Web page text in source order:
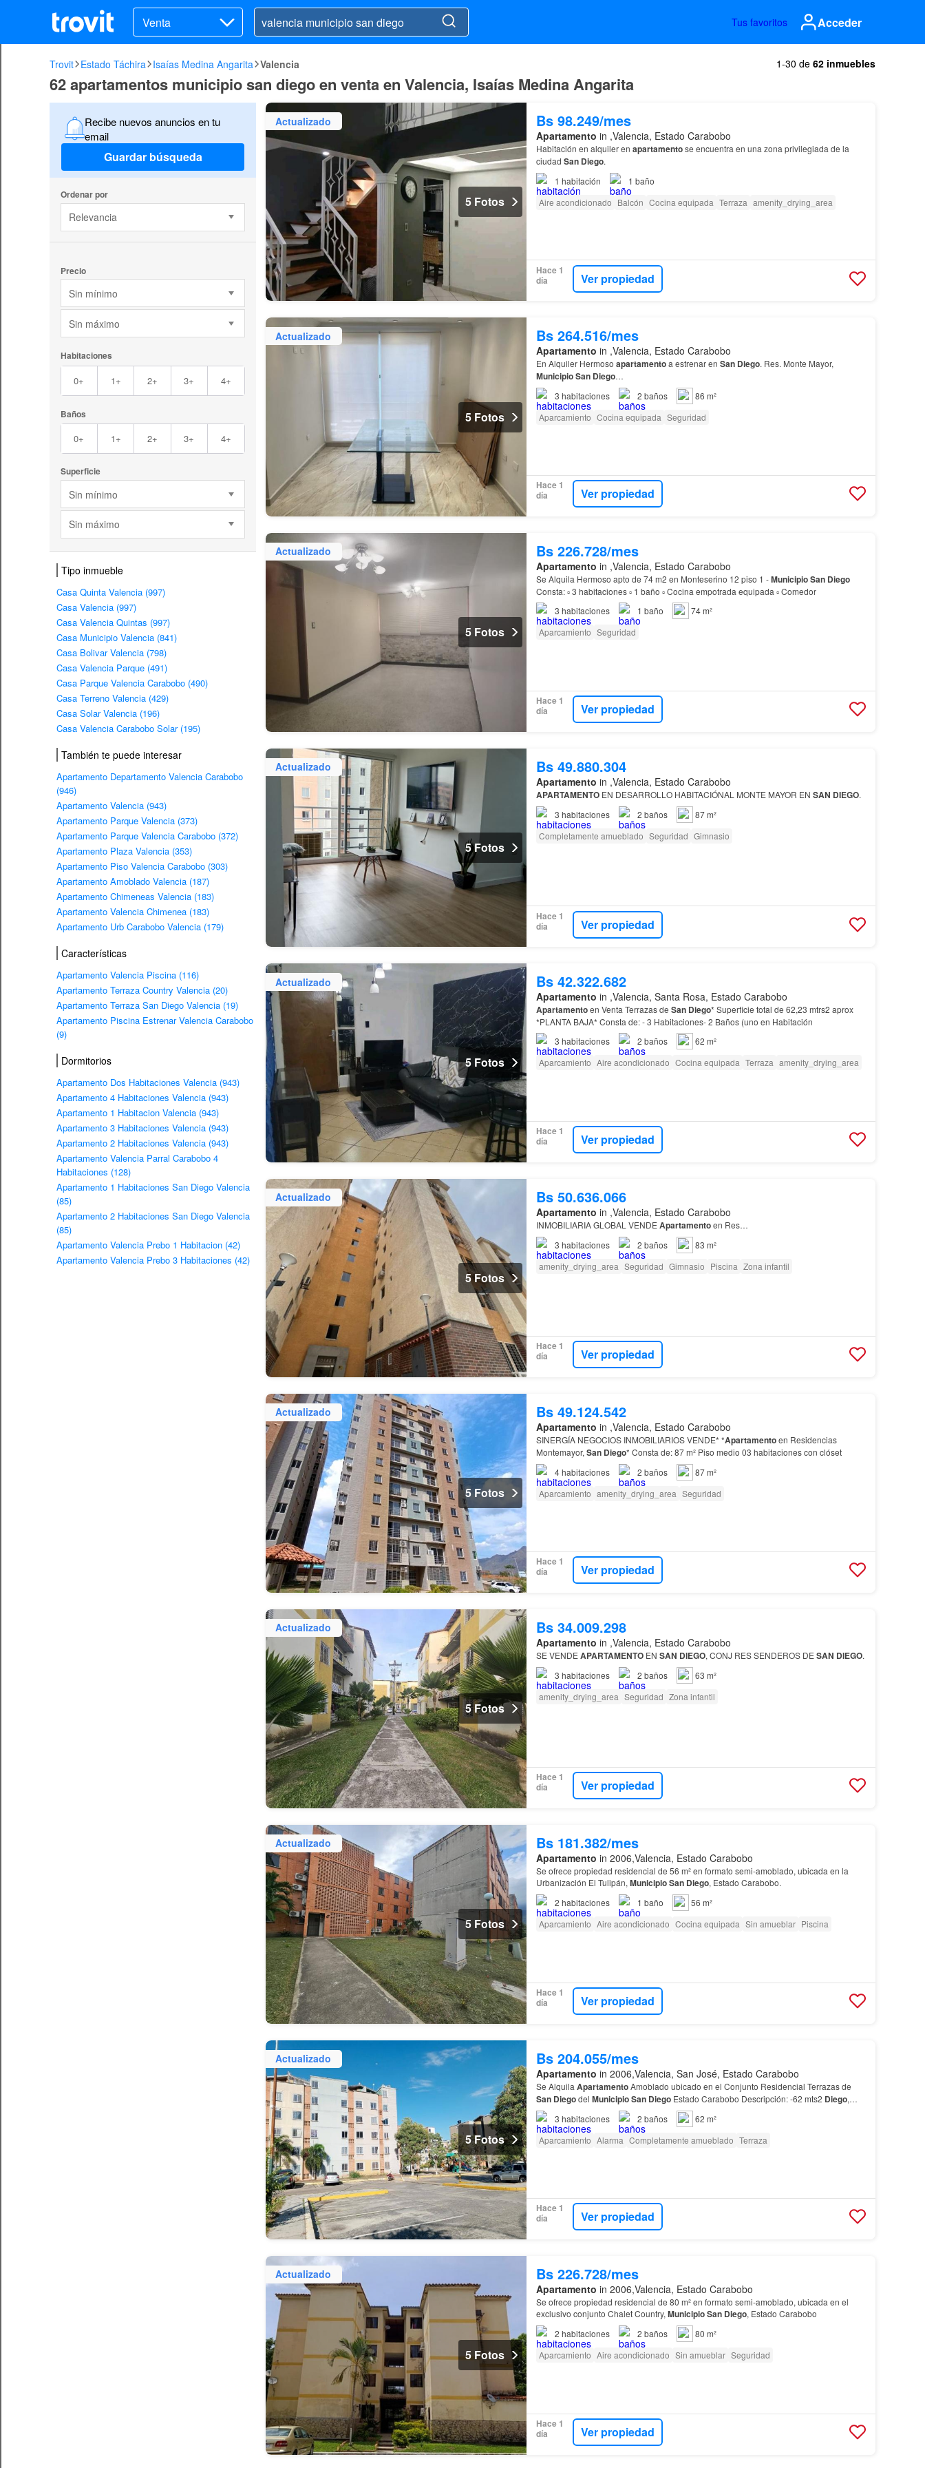
Venta Tus favoritos Acceder
Trovit Estado Táchira Isaías Medina Angarita Valencia 1-30 de 62 inmuebles
62 apartamentos municipio san diego en venta en Valencia, Isaías Medina Angarita
Recibe nuevos anuncios en tu
email
Guardar búsqueda
Ordenar por
Relevancia
Precio
Sin mínimo
Sin máximo
Habitaciones
0+ 1+ 2+ 3+ 4+
Baños
0+ 1+ 2+ 3+ 4+
Superficie
Sin mínimo
Sin máximo
Tipo inmueble
Casa Quinta Valencia (997)
Casa Valencia (997)
Casa Valencia Quintas (997)
Casa Municipio Valencia (841)
Casa Bolivar Valencia (798)
Casa Valencia Parque (491)
Casa Parque Valencia Carabobo (490)
Casa Terreno Valencia (429)
Casa Solar Valencia (196)
Casa Valencia Carabobo Solar (195)
También te puede interesar
Apartamento Departamento Valencia Carabobo
(946)
Apartamento Valencia (943)
Apartamento Parque Valencia (373)
Apartamento Parque Valencia Carabobo (372)
Apartamento Plaza Valencia (353)
Apartamento Piso Valencia Carabobo (303)
Apartamento Amoblado Valencia (187)
Apartamento Chimeneas Valencia (183)
Apartamento Valencia Chimenea (183)
Apartamento Urb Carabobo Valencia (179)
Características
Apartamento Valencia Piscina (116)
Apartamento Terraza Country Valencia (20)
Apartamento Terraza San Diego Valencia (19)
Apartamento Piscina Estrenar Valencia Carabobo
(9)
Dormitorios
Apartamento Dos Habitaciones Valencia (943)
Apartamento 4 Habitaciones Valencia (943)
Apartamento 1 Habitacion Valencia (943)
Apartamento 3 Habitaciones Valencia (943)
Apartamento 2 Habitaciones Valencia (943)
Apartamento Valencia Parral Carabobo 4
Habitaciones (128)
Apartamento 1 Habitaciones San Diego Valencia
(85)
Apartamento 2 Habitaciones San Diego Valencia
(85)
Apartamento Valencia Prebo 1 Habitacion (42)
Apartamento Valencia Prebo 3 Habitaciones (42)
Actualizado
5 Fotos
Bs 98.249/mes
Apartamento in ,Valencia, Estado Carabobo
Habitación en alquiler en apartamentose encuentra en una zona privilegiada de la
ciudad San Diego.
1 habitación 1 baño
Aire acondicionado Balcón Cocina equipada Terraza amenity_drying_area
Hace 1
día
Ver propiedad
Actualizado
5 Fotos
Bs 264.516/mes
Apartamento in ,Valencia, Estado Carabobo
En Alquiler Hermoso apartamentoa estrenar en San Diego. Res. Monte Mayor,
MunicipioSan Diego…
3 habitaciones 2 baños
86 m²
Aparcamiento Cocina equipada Seguridad
Hace 1
día
Ver propiedad
Actualizado
5 Fotos
Bs 226.728/mes
Apartamento in ,Valencia, Estado Carabobo
Se Alquila Hermoso apto de 74 m2 en Monteserino 12 piso 1 -MunicipioSan Diego
Consta: ▫ 3 habitaciones ▫ 1 baño ▫ Cocina empotrada equipada ▫ Comedor
3 habitaciones 1 baño
74 m²
Aparcamiento Seguridad
Hace 1
día
Ver propiedad
Actualizado
5 Fotos
Bs 49.880.304
Apartamento in ,Valencia, Estado Carabobo
APARTAMENTOEN DESARROLLO HABITACIÓNAL MONTE MAYOR EN SAN DIEGO.
3 habitaciones 2 baños
87 m²
Completamente amueblado Seguridad Gimnasio
Hace 1
día
Ver propiedad
Actualizado
5 Fotos
Bs 42.322.682
Apartamento in ,Valencia, Santa Rosa, Estado Carabobo
Apartamentoen Venta Terrazas de San Diego* Superficie total de 62,23 mtrs2 aprox
*PLANTA BAJA* Consta de: - 3 Habitaciones- 2 Baños (uno en Habitación
3 habitaciones 2 baños
62 m²
Aparcamiento Aire acondicionado Cocina equipada Terraza amenity_drying_area
Hace 1
día
Ver propiedad
Actualizado
5 Fotos
Bs 50.636.066
Apartamento in ,Valencia, Estado Carabobo
INMOBILIARIA GLOBAL VENDE Apartamentoen Res…
3 habitaciones 2 baños
83 m²
amenity_drying_area Seguridad Gimnasio Piscina Zona infantil
Hace 1
día
Ver propiedad
Actualizado
5 Fotos
Bs 49.124.542
Apartamento in ,Valencia, Estado Carabobo
SINERGÍA NEGOCIOS INMOBILIARIOS VENDE* *Apartamentoen Residencias
Montemayor, San Diego* Consta de: 87 m² Piso medio 03 habitaciones con clóset
4habitaciones 2 baños
87 m²
Aparcamiento amenity_drying_area Seguridad
Hace 1
día
Ver propiedad
Actualizado
5 Fotos
Bs 34.009.298
Apartamento in ,Valencia, Estado Carabobo
SE VENDE APARTAMENTOEN SAN DIEGO, CONJ RES SENDEROS DE SAN DIEGO.
3 habitaciones 2 baños
63 m²
amenity_drying_area Seguridad Zona infantil
Hace 1
día
Ver propiedad
Actualizado
5 Fotos
Bs 181.382/mes
Apartamento in 2006,Valencia, Estado Carabobo
Se ofrece propiedad residencial de 56 m² en formato semi-amoblado, ubicada en la
Urbanización El Tulipán, MunicipioSan Diego, Estado Carabobo.
2 habitaciones 1 baño
56 m²
Aparcamiento Aire acondicionado Cocina equipada Sin amueblar Piscina
Hace 1
día
Ver propiedad
Actualizado
5 Fotos
Bs 204.055/mes
Apartamento in 2006,Valencia, San José, Estado Carabobo
Se Alquila ApartamentoAmoblado ubicado en el Conjunto Residencial Terrazas de
San Diegodel MunicipioSan DiegoEstado Carabobo Descripción: -62 mts2 Diego,
cerca de Centros Comerciales (Fin de Siglo) Clínicas (Valle de
3 habitaciones 2 baños
62 m²
Aparcamiento Alarma Completamente amueblado Terraza
Hace 1
día
Ver propiedad
Actualizado
5 Fotos
Bs 226.728/mes
Apartamento in 2006,Valencia, Estado Carabobo
Se ofrece propiedad residencial de 80 m² en formato semi-amoblado, ubicada en el
exclusivo conjunto Chalet Country, MunicipioSan Diego, Estado Carabobo
2 habitaciones 2 baños
80 m²
Aparcamiento Aire acondicionado Sin amueblar Seguridad
Hace 1
día
Ver propiedad